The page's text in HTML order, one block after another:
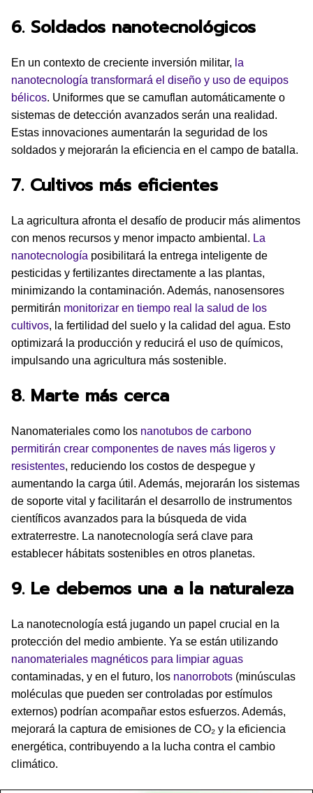
6. Soldados nanotecnológicos
En un contexto de creciente inversión militar, la
nanotecnología transformará el diseño y uso de equipos
bélicos. Uniformes que se camuflan automáticamente o
sistemas de detección avanzados serán una realidad.
Estas innovaciones aumentarán la seguridad de los
soldados y mejorarán la eficiencia en el campo de batalla.
7. Cultivos más eficientes
La agricultura afronta el desafío de producir más alimentos
con menos recursos y menor impacto ambiental. La
nanotecnología posibilitará la entrega inteligente de
pesticidas y fertilizantes directamente a las plantas,
minimizando la contaminación. Además, nanosensores
permitirán monitorizar en tiempo real la salud de los
cultivos, la fertilidad del suelo y la calidad del agua. Esto
optimizará la producción y reducirá el uso de químicos,
impulsando una agricultura más sostenible.
8. Marte más cerca
Nanomateriales como los nanotubos de carbono
permitirán crear componentes de naves más ligeros y
resistentes, reduciendo los costos de despegue y
aumentando la carga útil. Además, mejorarán los sistemas
de soporte vital y facilitarán el desarrollo de instrumentos
científicos avanzados para la búsqueda de vida
extraterrestre. La nanotecnología será clave para
establecer hábitats sostenibles en otros planetas.
9. Le debemos una a la naturaleza
La nanotecnología está jugando un papel crucial en la
protección del medio ambiente. Ya se están utilizando
nanomateriales magnéticos para limpiar aguas
contaminadas, y en el futuro, los nanorrobots (minúsculas
moléculas que pueden ser controladas por estímulos
externos) podrían acompañar estos esfuerzos. Además,
mejorará la captura de emisiones de CO₂ y la eficiencia
energética, contribuyendo a la lucha contra el cambio
climático.